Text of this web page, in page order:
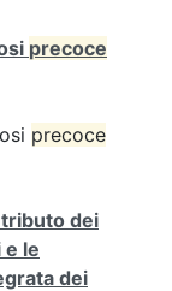
precoce
precoce
dei
le
dei